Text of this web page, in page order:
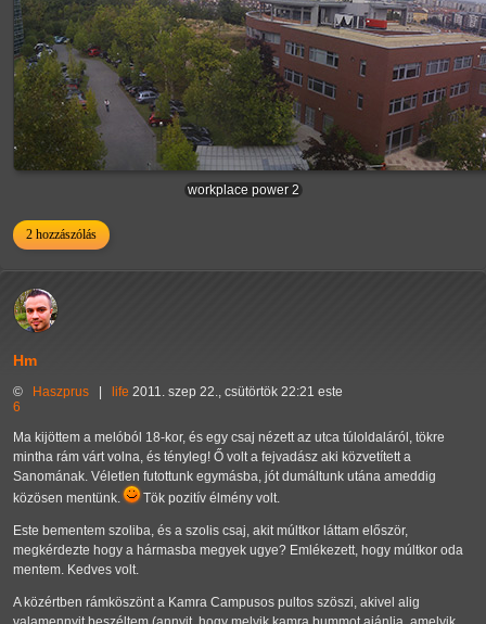
workplace power 2
2 hozzászólás
Hm
© Haszprus life 2011. szep 22., csütörtök 22:21 este
6
Ma kijöttem a melóból 18-kor, és egy csaj nézett az utca túloldaláról, tökre
mintha rám várt volna, és tényleg! Ő volt a fejvadász aki közvetített a
Sanomának. Véletlen futottunk egymásba, jót dumáltunk utána ameddig
közösen mentünk.
Tök pozitív élmény volt.
Este bementem szoliba, és a szolis csaj, akit múltkor láttam először,
megkérdezte hogy a hármasba megyek ugye? Emlékezett, hogy múltkor oda
mentem. Kedves volt.
A közértben rámköszönt a Kamra Campusos pultos szöszi, akivel alig